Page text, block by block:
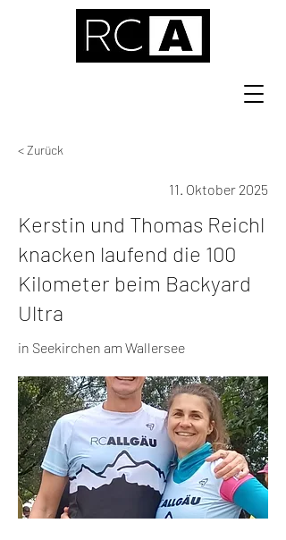
< Zurück
11. Oktober 2025
Kerstin und Thomas Reichl
knacken laufend die 100
Kilometer beim Backyard
Ultra
in Seekirchen am Wallersee